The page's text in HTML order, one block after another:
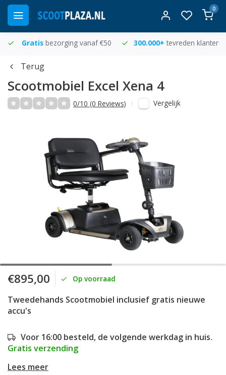
0
Gratis bezorging vanaf €50 300.000+ tevreden klanten
Terug
Scootmobiel Excel Xena 4
0/10 (0 Reviews) Vergelijk
€895,00 Op voorraad
Tweedehands Scootmobiel inclusief gratis nieuwe
accu's
Voor 16:00 besteld, de volgende werkdag in huis.
Gratis verzending
Lees meer